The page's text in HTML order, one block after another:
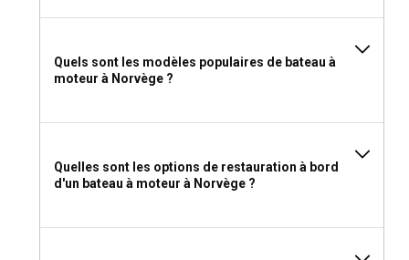
sans skipper, il est important de posséder un permis de
bateau valide. Les réglementations pour les bateaux plus
Que porter et emporter pour une location de bateau
à moteur en Norvège ?
emportez des vêtements adaptés au temps doux à froid et
Quels sont les modèles populaires de bateau à
moteur à Norvège ?
Quelles sont les options de restauration à bord
d'un bateau à moteur à Norvège ?